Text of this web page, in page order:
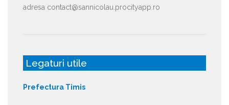
adresa contact@sannicolau.procityapp.ro
Legaturi utile
Prefectura Timis